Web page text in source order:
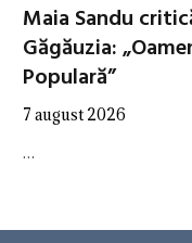
Maia Sandu
Găgăuzia:
Populară”
7 august 2026
…